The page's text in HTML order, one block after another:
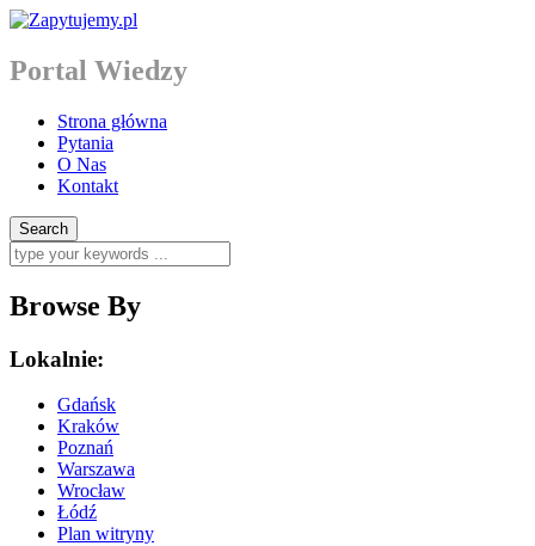
Portal Wiedzy
Strona główna
Pytania
O Nas
Kontakt
Browse By
Lokalnie:
Gdańsk
Kraków
Poznań
Warszawa
Wrocław
Łódź
Plan witryny